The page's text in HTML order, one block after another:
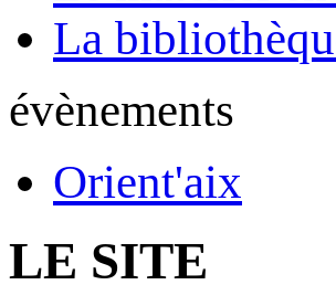
La
évènements
Orient'aix
LE SITE